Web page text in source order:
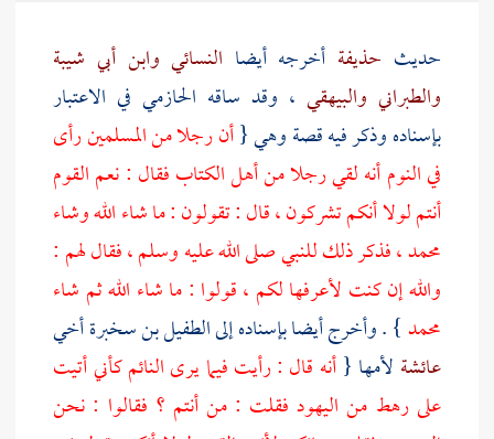
حديث حذيفة أخرجه أيضا النسائي وابن أبي شيبة
والطبراني والبيهقي ، وقد ساقه الحازمي في الاعتبار
بإسناده وذكر فيه قصة وهي {أن رجلا من المسلمين رأى
في النوم أنه لقي رجلا من أهل الكتاب فقال : نعم القوم
أنتم لولا أنكم تشركون ، قال : تقولون : ما شاء الله وشاء
محمد، فذكر ذلك للنبي صلى الله عليه وسلم ، فقال لهم :
والله إن كنت لأعرفها لكم ، قولوا : ما شاء الله ثم شاء
محمد} . وأخرج أيضا بإسناده إلىالطفيل بن سخبرةأخي
عائشة لأمها {أنه قال : رأيت فيما يرى النائم كأني أتيت
على رهط من اليهود فقلت : من أنتم ؟ فقالوا : نحن